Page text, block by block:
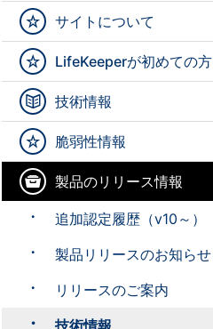
サイトについて
LifeKeeperが初めての方
技術情報
脆弱性情報
製品のリリース情報
追加認定履歴（v10～）
製品リリースのお知らせ
リリースのご案内
技術情報